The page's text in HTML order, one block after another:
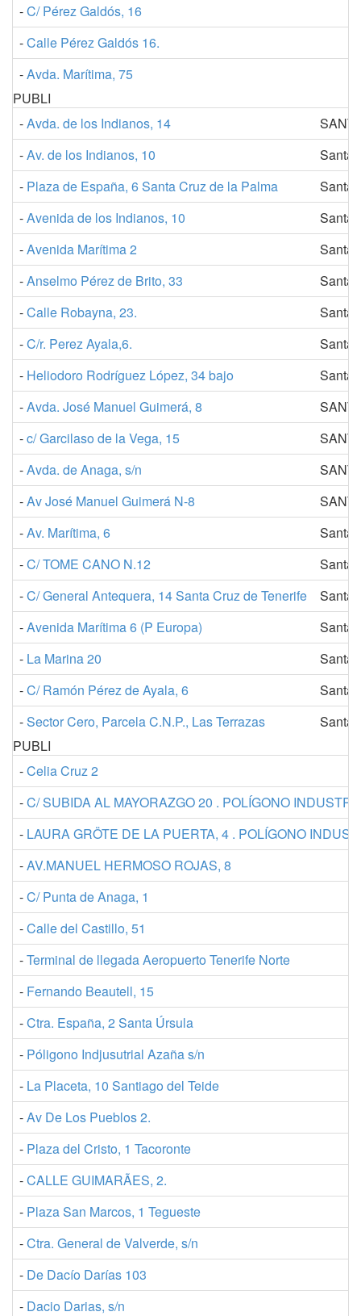
-C/ Pérez Galdós, 16
-Calle Pérez Galdós 16.
-Avda. Marítima, 75
PUBLI
-Avda. de los Indianos, 14
-Av. de los Indianos, 10
Santa
- Plaza de España, 6 Santa Cruz de la Palma
Santa
-Avenida de los Indianos, 10
Santa
-Avenida Marítima 2
Santa
-Anselmo Pérez de Brito, 33
Santa
-Calle Robayna, 23.
Santa
-C/r. Perez Ayala,6.
Santa
- Heliodoro Rodríguez López, 34 bajo
Santa
-Avda. José Manuel Guimerá, 8
-c/ Garcilaso de la Vega, 15
-Avda. de Anaga, s/n
-Av José Manuel Guimerá N-8
-Av. Marítima, 6
Santa
-C/ TOME CANO N.12
Santa
-C/ General Antequera, 14 Santa Cruz de Tenerife
Santa
-Avenida Marítima 6 (P Europa)
Santa
- La Marina 20
Santa
-C/ Ramón Pérez de Ayala, 6
Santa
-Sector Cero, Parcela C.N.P., Las Terrazas
Santa
PUBLI
-Celia Cruz 2
-C/ SUBIDA AL MAYORAZGO 20 . POLÍGONO
- LAURA GRÖTE DE LA PUERTA, 4 . POLÍGONO
-AV.MANUEL HERMOSO ROJAS, 8
-C/ Punta de Anaga, 1
-Calle del Castillo, 51
-Terminal de llegada Aeropuerto Tenerife Norte
- Fernando Beautell, 15
-Ctra. España, 2 Santa Úrsula
- Póligono Indjusutrial Azaña s/n
- La Placeta, 10 Santiago del Teide
-Av De Los Pueblos 2.
- Plaza del Cristo, 1 Tacoronte
-CALLE GUIMARÃES, 2.
- Plaza San Marcos, 1 Tegueste
-Ctra. General de Valverde, s/n
- De Dacío Darías 103
- Dacio Darias, s/n